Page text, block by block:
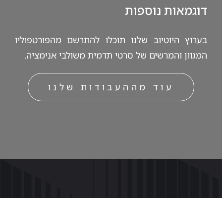
דוגמאות נוספות
בערוץ היוטיוב שלנותוכלו להתרשם מהפורטפוליו
המגוון והמרשים של סרטי תדמית משולבי אנימציה.
עוד מההעבודות שלנו